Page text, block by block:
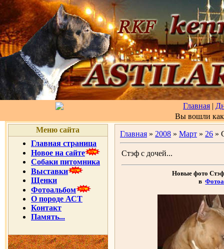
Главная |
Вы вошли
Меню сайта
Главная страница
Новое на сайте
Собаки питомника
Выставки
Щенки
Фотоальбом
О породе АСТ
Контакт
Память...
Главная » 2008 » Март » 26 »
Стэф с дочей...
Новые фото
в